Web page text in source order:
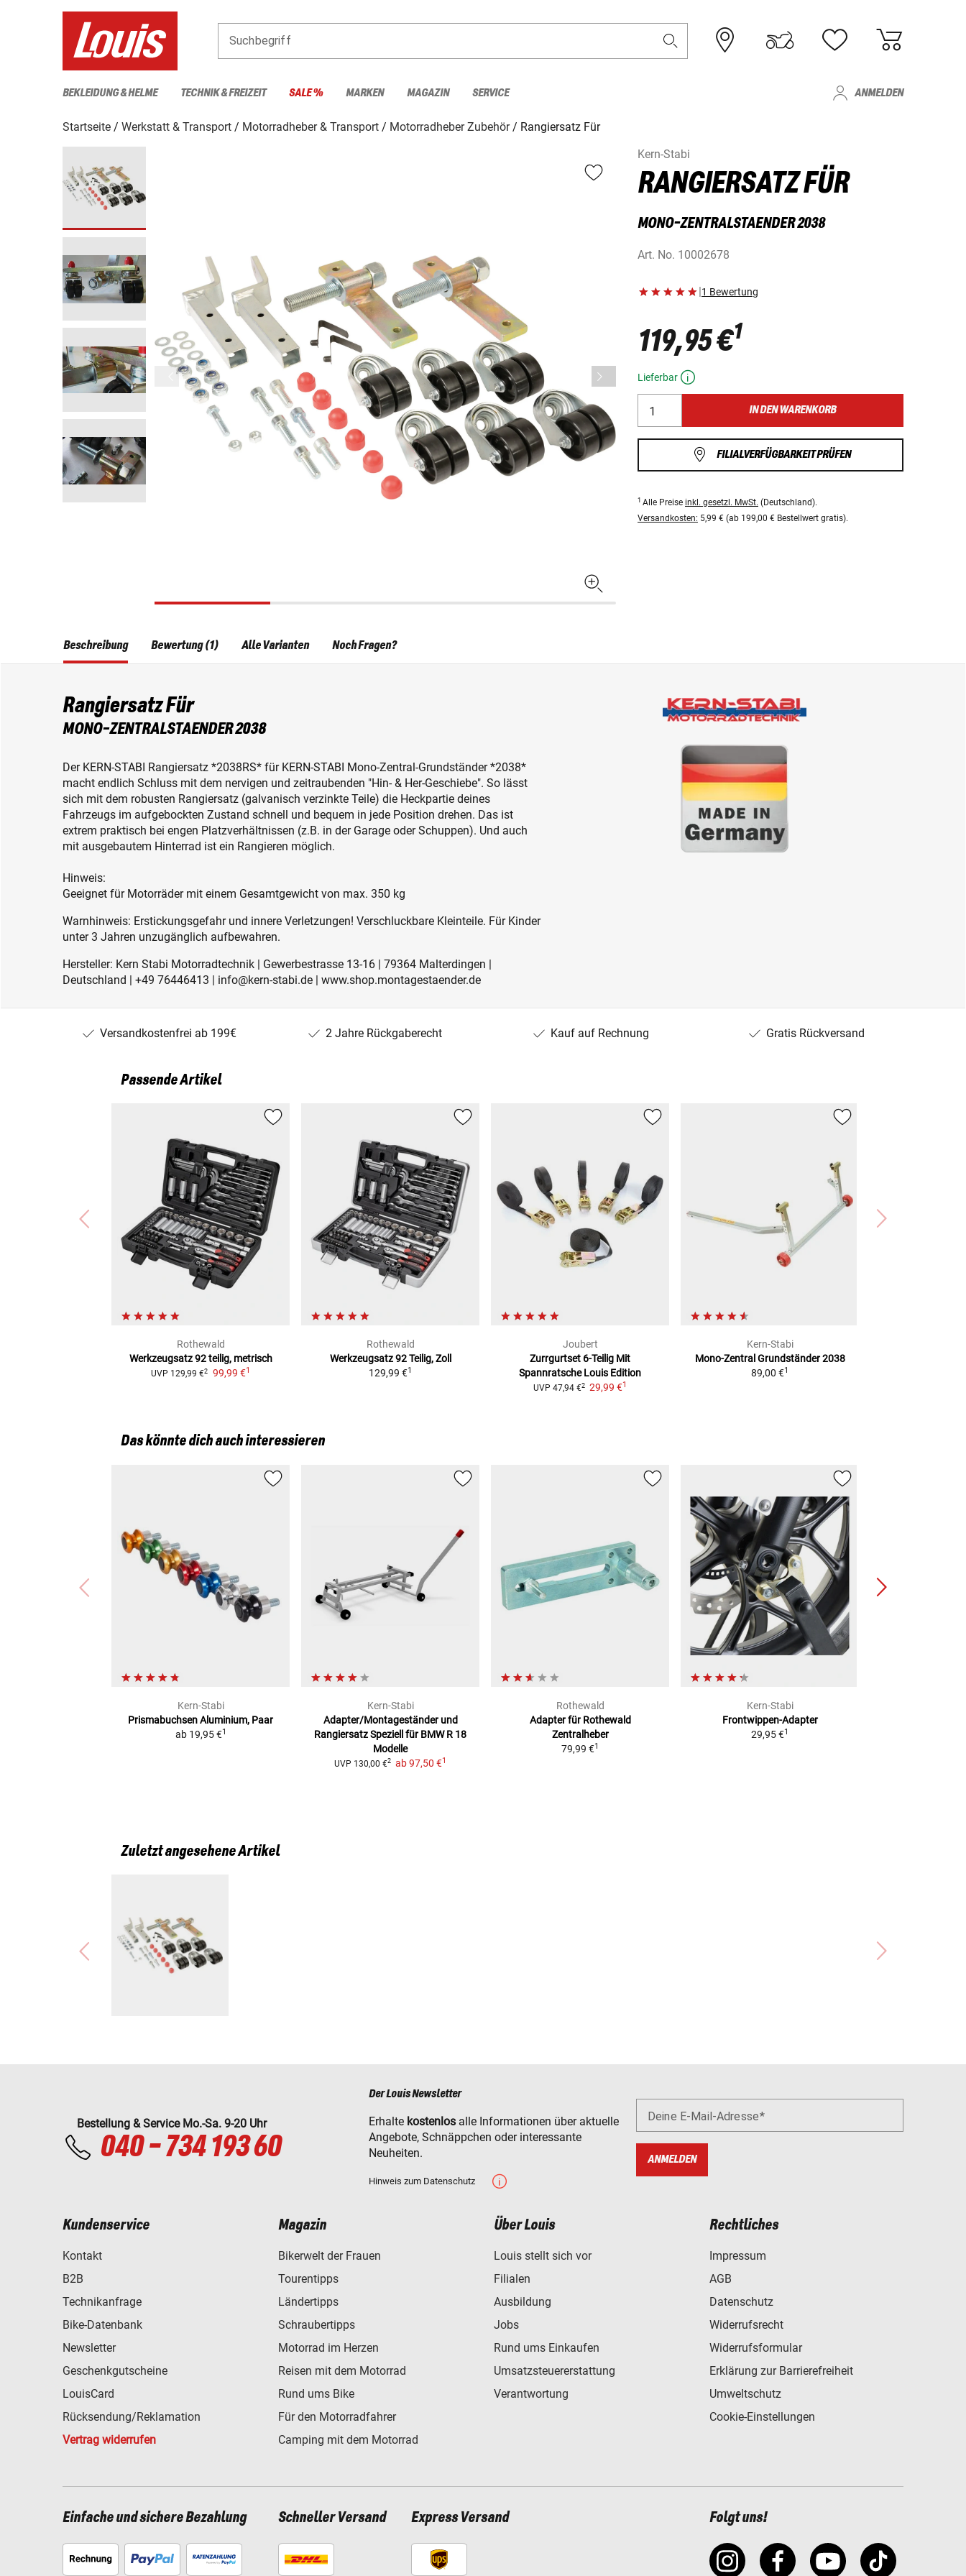
Suchbegriff
BEKLEIDUNG & HELME TECHNIK & FREIZEIT SALE % MARKEN MAGAZIN SERVICE ANMELDEN
Startseite Werkstatt & Transport Motorradheber & Transport Motorradheber Zubehör
Rangiersatz Für
Kern-Stabi
RANGIERSATZ FÜR
MONO-ZENTRALSTAENDER 2038
Art. No. 10002678
|1 Bewertung
119,95 €1
Lieferbar
IN DEN WARENKORB
FILIALVERFÜGBARKEIT PRÜFEN
1 Alle Preise inkl. gesetzl. MwSt. (Deutschland).
Versandkosten: 5,99 € (ab 199,00 € Bestellwert gratis).
Beschreibung
Rangiersatz Für
MONO-ZENTRALSTAENDER 2038
Der KERN-STABI Rangiersatz *2038RS* für KERN-STABI Mono-Zentral-Grundständer *2038*
macht endlich Schluss mit dem nervigen und zeitraubenden "Hin- & Her-Geschiebe". So lässt
sich mit dem robusten Rangiersatz (galvanisch verzinkte Teile) die Heckpartie deines
Fahrzeugs im aufgebockten Zustand schnell und bequem in jede Position drehen. Das ist
extrem praktisch bei engen Platzverhältnissen (z.B. in der Garage oder Schuppen). Und auch
mit ausgebautem Hinterrad ist ein Rangieren möglich.
Hinweis:
Geeignet für Motorräder mit einem Gesamtgewicht von max. 350 kg
Warnhinweis: Erstickungsgefahr und innere Verletzungen! Verschluckbare Kleinteile. Für Kinder
unter 3 Jahren unzugänglich aufbewahren.
Hersteller: Kern Stabi Motorradtechnik | Gewerbestrasse 13-16 | 79364 Malterdingen |
Deutschland | +49 76446413 | info@kern-stabi.de | www.shop.montagestaender.de
Bewertung (1) Alle Varianten Noch Fragen?
Versandkostenfrei ab 199€ 2 Jahre Rückgaberecht Kauf auf Rechnung Gratis Rückversand
Passende Artikel
Rothewald
Werkzeugsatz 92 teilig, metrisch
UVP 129,99 €2 99,99 €1
Rothewald
Werkzeugsatz 92 Teilig, Zoll
129,99 €1
Joubert
Zurrgurtset 6-Teilig Mit
Spannratsche Louis Edition
UVP 47,94 €2 29,99 €1
Kern-Stabi
Mono-Zentral Grundständer 2038
89,00 €1
Das könnte dich auch interessieren
Kern-Stabi
PrismabuchsenAluminium, Paar
ab 19,95 €1
Kern-Stabi
Adapter/Montageständer und
RangiersatzSpeziell für BMW R 18
Modelle
UVP 130,00 €2 ab97,50 €1
Rothewald
Adapter für Rothewald
Zentralheber
79,99 €1
Kern-Stabi
Frontwippen-Adapter
29,95 €1
Zuletzt angesehene Artikel
Bestellung & Service Mo.-Sa. 9-20 Uhr
040 - 734 193 60
Der Louis Newsletter
Erhalte kostenlos alle Informationen über aktuelle
Angebote, Schnäppchen oder interessante
Neuheiten.
Hinweis zum Datenschutz
Deine E-Mail-Adresse
ANMELDEN
Kundenservice
Kontakt
B2B
Technikanfrage
Bike-Datenbank
Newsletter
Geschenkgutscheine
LouisCard
Rücksendung/Reklamation
Vertrag widerrufen
Magazin
Bikerwelt der Frauen
Tourentipps
Ländertipps
Schraubertipps
Motorrad im Herzen
Reisen mit dem Motorrad
Rund ums Bike
Für den Motorradfahrer
Camping mit dem Motorrad
Über Louis
Louis stellt sich vor
Filialen
Ausbildung
Jobs
Rund ums Einkaufen
Umsatzsteuererstattung
Verantwortung
Rechtliches
Impressum
AGB
Datenschutz
Widerrufsrecht
Widerrufsformular
Erklärung zur Barrierefreiheit
Umweltschutz
Cookie-Einstellungen
Einfache und sichere Bezahlung Schneller Versand Express Versand Folgt uns!